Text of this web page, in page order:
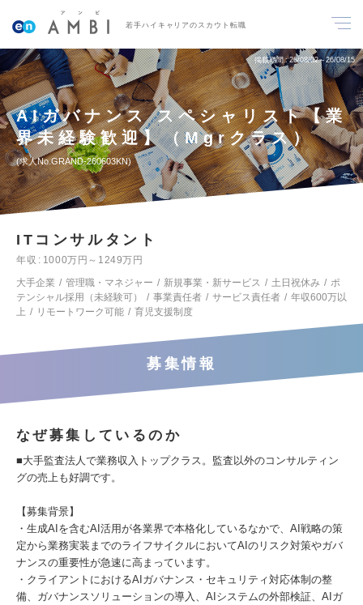
若手ハイキャリアのスカウト転職
掲載期間 26/08/02～26/08/15
AIガバナンス スペシャリスト【業
界未経験歓迎】（Mgrクラス）
求人No.GRAND-260603KN
ITコンサルタント
年収
1000万円～1249万円
大手企業
管理職・マネジャー 新規事業・新サービス 土日祝休み
ポ
テンシャル採用（未経験可）
事業責任者 サービス責任者
年収600万以
上
リモートワーク可能 育児支援制度
募集情報
なぜ募集しているのか
■大手監査法人で業務収入トップクラス。監査以外のコンサルティン
グの売上も好調です。
【募集背景】
・生成AIを含むAI活用が各業界で本格化しているなかで、AI戦略の策
定から業務実装までのライフサイクルにおいてAIのリスク対策やガバ
ナンスの重要性が急速に高まっています。
・クライアントにおけるAIガバナンス・セキュリティ対応体制の整
備、ガバナンスソリューションの導入、AIシステムの外部検証、AIガ